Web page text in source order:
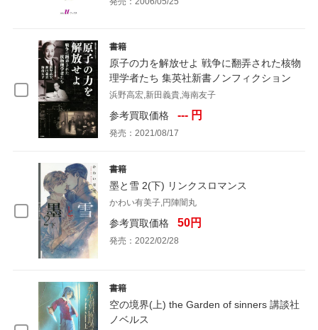
書籍
原子の力を解放せよ 戦争に翻弄された核物
理学者たち 集英社新書ノンフィクション
浜野高宏,新田義貴,海南友子
参考買取価格 --- 円
発売：2021/08/17
書籍
墨と雪 2(下) リンクスロマンス
かわい有美子,円陣闇丸
参考買取価格 50円
発売：2022/02/28
書籍
空の境界(上) the Garden of sinners 講談社
ノベルス